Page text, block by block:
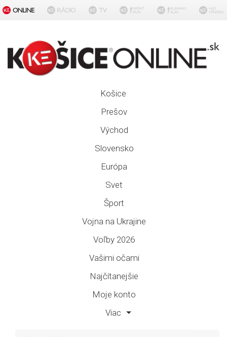
Košice
Prešov
Východ
Slovensko
Európa
Svet
Šport
Vojna na Ukrajine
Voľby 2026
Vašimi očami
Najčítanejšie
Moje konto
Viac